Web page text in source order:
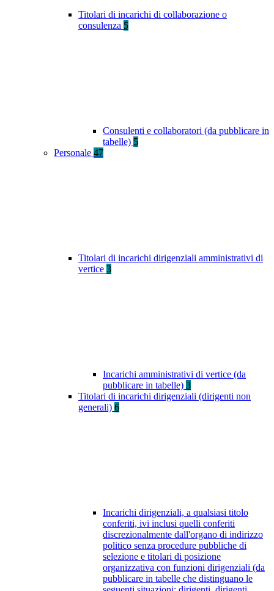
Titolari di incarichi di collaborazione o
consulenza 5
Consulenti e collaboratori (da pubblicare in
tabelle) 5
Personale 47
Titolari di incarichi dirigenziali amministrativi di
vertice 3
Incarichi amministrativi di vertice (da
pubblicare in tabelle) 3
Titolari di incarichi dirigenziali (dirigenti non
generali) 6
Incarichi dirigenziali, a qualsiasi titolo
conferiti, ivi inclusi quelli conferiti
discrezionalmente dall'organo di indirizzo
politico senza procedure pubbliche di
selezione e titolari di posizione
organizzativa con funzioni dirigenziali (da
pubblicare in tabelle che distinguano le